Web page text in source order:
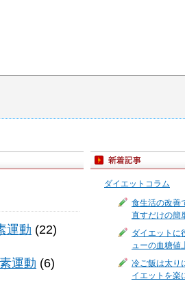
運動 (22)
運動 (6)
ダイエットコラム
食生活の改善
直すだけの簡
ダイエットに
ューの血糖値
冷ご飯は太り
イエットを楽